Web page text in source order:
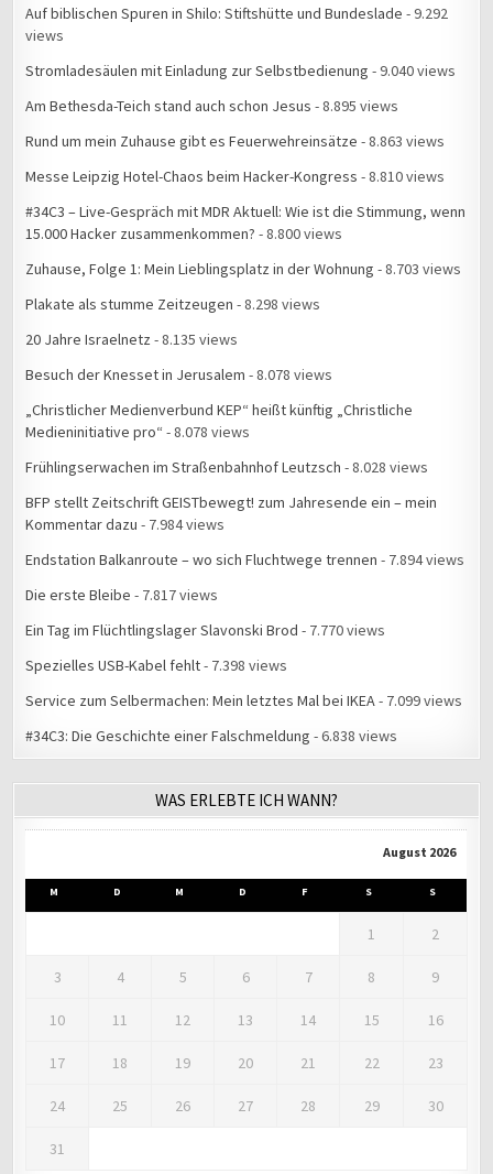
Auf biblischen Spuren in Shilo: Stiftshütte und Bundeslade - 9.292
views
Stromladesäulen mit Einladung zur Selbstbedienung - 9.040 views
Am Bethesda-Teich stand auch schon Jesus - 8.895 views
Rund um mein Zuhause gibt es Feuerwehreinsätze - 8.863 views
Messe Leipzig Hotel-Chaos beim Hacker-Kongress - 8.810 views
#34C3 – Live-Gespräch mit MDR Aktuell: Wie ist die Stimmung, wenn
15.000 Hacker zusammenkommen? - 8.800 views
Zuhause, Folge 1: Mein Lieblingsplatz in der Wohnung - 8.703 views
Plakate als stumme Zeitzeugen - 8.298 views
20 Jahre Israelnetz - 8.135 views
Besuch der Knesset in Jerusalem - 8.078 views
„Christlicher Medienverbund KEP“ heißt künftig „Christliche
Medieninitiative pro“ - 8.078 views
Frühlingserwachen im Straßenbahnhof Leutzsch - 8.028 views
BFP stellt Zeitschrift GEISTbewegt! zum Jahresende ein – mein
Kommentar dazu - 7.984 views
Endstation Balkanroute – wo sich Fluchtwege trennen - 7.894 views
Die erste Bleibe - 7.817 views
Ein Tag im Flüchtlingslager Slavonski Brod - 7.770 views
Spezielles USB-Kabel fehlt- 7.398 views
Service zum Selbermachen: Mein letztes Mal bei IKEA- 7.099 views
#34C3: Die Geschichte einer Falschmeldung - 6.838 views
WAS ERLEBTE ICH WANN?
August 2026
M D M D F S S
1 2
3 4 5 6 7 8 9
10 11 12 13 14 15 16
17 18 19 20 21 22 23
24 25 26 27 28 29 30
31